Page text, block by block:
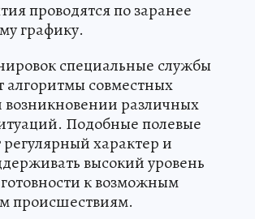
проводятся по заранее
графику.
специальные службы
алгоритмы совместных
возникновении различных
Подобные полевые
характер и
высокий уровень
к возможным
происшествиям.